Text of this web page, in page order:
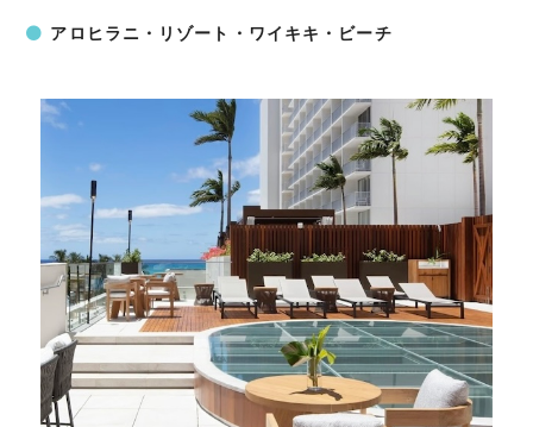
アロヒラニ・リゾート・ワイキキ・ビーチ